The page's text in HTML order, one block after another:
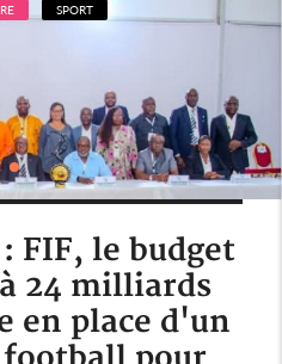
SPORT
FIF, le budget
à 24 milliards
en place d'un